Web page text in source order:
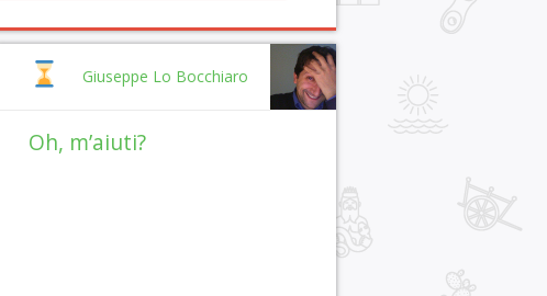
Giuseppe Lo Bocchiaro
Oh, m’aiuti?